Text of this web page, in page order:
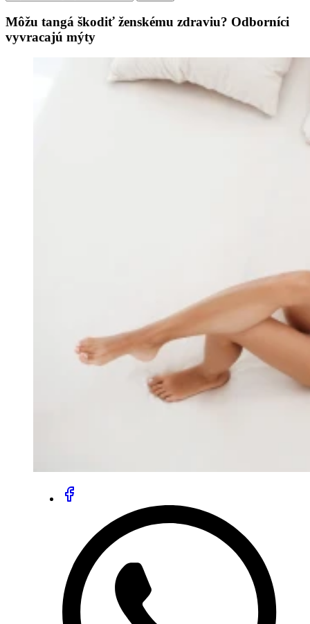
Môžu tangá škodiť ženskému zdraviu? Odborníci
vyvracajú mýty